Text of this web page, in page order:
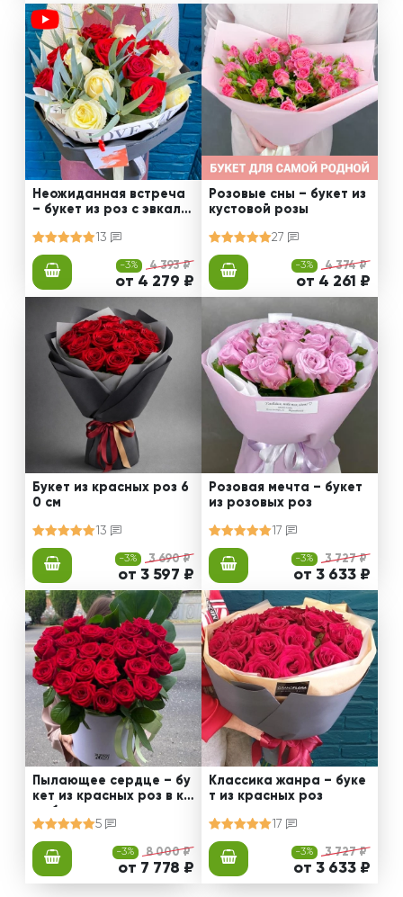
Неожиданная встреча
– букет из роз с эвкали
13
-3% 4 393 ₽
от 4 279 ₽
Розовые сны – букет из
кустовой розы
27
-3% 4 374 ₽
от 4 261 ₽
Букет из красных роз 6
0 см
13
-3% 3 690 ₽
от 3 597 ₽
Розовая мечта – букет
из розовых роз
17
-3% 3 727 ₽
от 3 633 ₽
Пылающее сердце – бу
кет из красных роз в ко
робке
5
-3% 8 000 ₽
от 7 778 ₽
Классика жанра – буке
т из красных роз
17
-3% 3 727 ₽
от 3 633 ₽